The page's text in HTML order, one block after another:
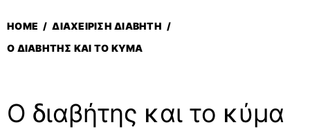
HOME / ΔΙΑΧΕΊΡΙΣΗ ΔΙΑΒΉΤΗ /
Ο ΔΙΑΒΉΤΗΣ ΚΑΙ ΤΟ ΚΎΜΑ
Ο διαβήτης και το κύμα